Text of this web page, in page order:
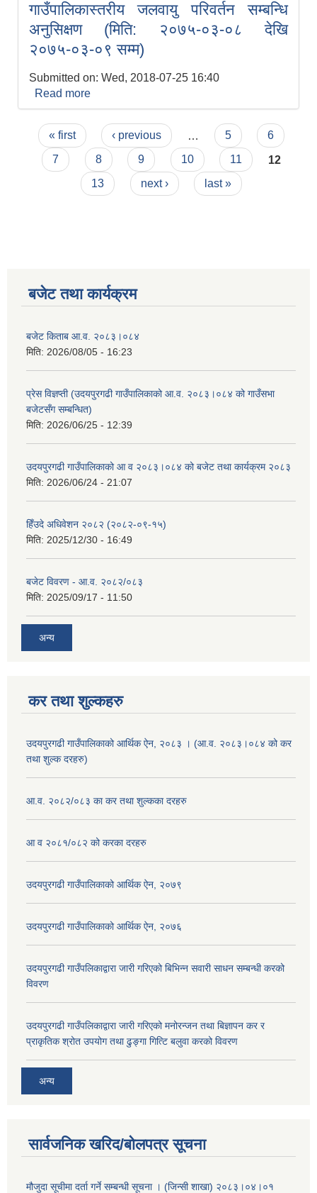
गाउँपालिकास्तरीय जलवायु परिवर्तन सम्बन्धि
अनुसिक्षण (मिति: २०७५-०३-०८ देखि
२०७५-०३-०९ सम्म)
Submitted on: Wed, 2018-07-25 16:40
Read more
सम्बन्धि सचेतना कार्यक्रम तथा गाउँपालिकास्तरीय
जलवायु परिवर्तन सम्बन्धि अनुसिक्षण (मिति:
२०७५-०३-०८ देखि २०७५-०३-०९ सम्म)
Pages
« first ‹ previous 5
6
7
8 9 10 11
12
13
next › last »
बजेट तथा कार्यक्रम
बजेट किताब आ.व. २०८३।०८४
मिति: 2026/08/05 - 16:23
प्रेस विज्ञप्ती (उदयपुरगढी गाउँपालिकाको आ.व. २०८३।०८४ को गाउँसभा
बजेटसँग सम्बन्धित)
मिति: 2026/06/25 - 12:39
उदयपुरगढी गाउँपालिकाको आ व २०८३।०८४ को बजेट तथा कार्यक्रम २०८३
मिति: 2026/06/24 - 21:07
हिँउदे अधिवेशन २०८२ (२०८२-०९-१५)
मिति: 2025/12/30 - 16:49
बजेट विवरण - आ.व. २०८२/०८३
मिति: 2025/09/17 - 11:50
अन्य
कर तथा शुल्कहरु
उदयपुरगढी गाउँपालिकाको आर्थिक ऐन, २०८३ । (आ.व. २०८३।०८४ को कर
तथा शुल्क दरहरु)
आ.व. २०८२/०८३ का कर तथा शुल्कका दरहरु
आ व २०८१/०८२ को करका दरहरु
उदयपुरगढी गाउँपालिकाको आर्थिक ऐन, २०७९
उदयपुरगढी गाउँपालिकाको आर्थिक ऐन, २०७६
उदयपुरगढी गाउँपलिकाद्वारा जारी गरिएको बिभिन्न सवारी साधन सम्बन्धी करको
विवरण
उदयपुरगढी गाउँपलिकाद्वारा जारी गरिएको मनोरन्जन तथा बिज्ञापन कर र
प्राकृतिक श्रोत उपयोग तथा ढुङ्गा गित्टि बलुवा करको विवरण
अन्य
सार्वजनिक खरिद/बोलपत्र सूचना
मौजुदा सूचीमा दर्ता गर्ने सम्बन्धी सूचना । (जिन्सी शाखा) २०८३।०४।०१